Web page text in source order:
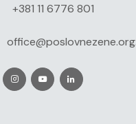
+381 11 6776 801